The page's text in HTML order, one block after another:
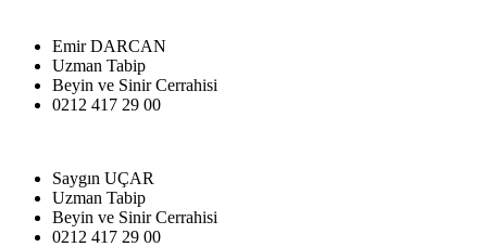
Emir DARCAN
Uzman Tabip
Beyin ve Sinir Cerrahisi
0212 417 29 00
Saygın UÇAR
Uzman Tabip
Beyin ve Sinir Cerrahisi
0212 417 29 00